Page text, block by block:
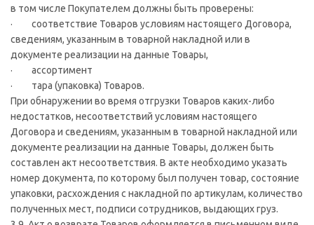
в том числе Покупателем должны быть проверены:
· соответствие Товаров условиям настоящего Договора,
сведениям, указанным в товарной накладной или в
документе реализации на данные Товары,
· ассортимент
· тара (упаковка) Товаров.
При обнаружении во время отгрузки Товаров каких-либо
недостатков, несоответствий условиям настоящего
Договора и сведениям, указанным в товарной накладной или
документе реализации на данные Товары, должен быть
составлен акт несоответствия. В акте необходимо указать
номер документа, по которому был получен товар, состояние
упаковки, расхождения с накладной по артикулам, количество
полученных мест, подписи сотрудников, выдающих груз.